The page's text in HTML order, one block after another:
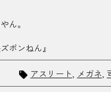
ん。
ボンねん』
アスリート メガネ